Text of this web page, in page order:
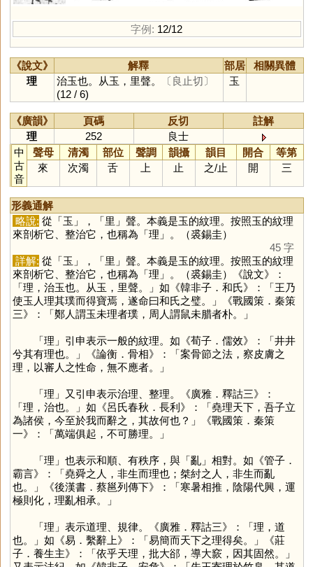
字例: 12/12
《說文》 解釋 部居
相關異體
理
治玉也。从玉，里聲。
〔良止切〕
(12 / 6)
玉
《廣韻》 頁碼 反切
註解
理
252
良士
中
古
音
聲母 清濁 部位 聲調 韻攝 韻目 開合
等第
來
次濁 舌 上 止 之/止 開 三
形義通解
略說: 從「玉 」，「里 」聲。本義是玉的紋理。按照玉的紋理
來剖析它、整治它，也稱為「理 」。（裘錫圭）
45 字
詳解: 從「玉 」，「里 」聲。本義是玉的紋理。按照玉的紋理
來剖析它、整治它，也稱為「理 」。（裘錫圭）《說文》：
「理，治玉也。从玉，里聲。」如《韓非子．和氏》：「王乃
使玉人理其璞而得寶焉，遂命曰和氏之璧。」《戰國策．秦策
三》：「鄭人謂玉未理者璞，周人謂鼠未腊者朴。」
「理 」引申表示一般的紋理。如《荀子．儒效》：「井井
兮其有理也。」《論衡．骨相》：「案骨節之法，察皮膚之
理，以審人之性命，無不應者。」
「理 」又引申表示治理、整理。《廣雅．釋詁三》：
「理，治也。」如《呂氏春秋．長利》：「堯理天下，吾子立
為諸侯，今至於我而辭之，其故何也？」《戰國策．秦策
一》：「萬端俱起，不可勝理。」
「理 」也表示和順、有秩序，與「亂」相對。如《管子．
霸言》：「堯舜之人，非生而理也；桀紂之人，非生而亂
也。」《後漢書．蔡邕列傳下》：「寒暑相推，陰陽代興，運
極則化，理亂相承。」
「理 」表示道理、規律。《廣雅．釋詁三》：「理，道
也。」如《易．繫辭上》：「易簡而天下之理得矣。」《莊
子．養生主》：「依乎天理，批大郤，導大窾，因其固然。」